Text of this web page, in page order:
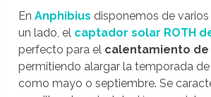
EnAnphibius disponemos de varios
un lado, el captador solar ROTH
perfecto para el calentamiento de
permitiendo alargar la temporada
como mayo o septiembre. Se